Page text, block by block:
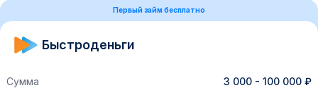
Первый займ бесплатно
Быстроденьги
Сумма
3 000 - 100 000 ₽